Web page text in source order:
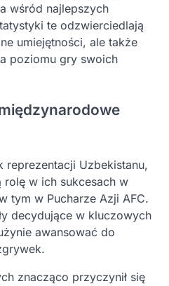
wśród najlepszych
te odzwierciedlają
umiejętności, ale także
poziomu gry swoich
Uzbekistanu,
rolę w ich sukcesach w
tym w Pucharze Azji AFC.
decydujące w kluczowych
awansować do
znacząco przyczynił się